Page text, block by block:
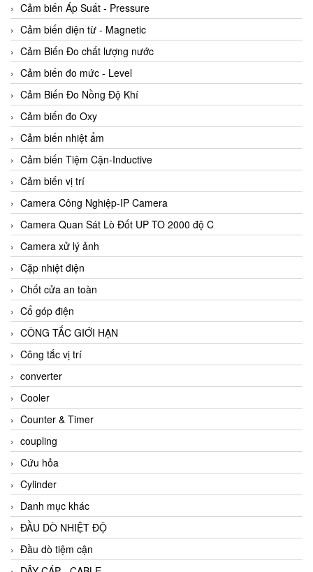
Cảm biến Áp Suất - Pressure
Cảm biến điện từ - Magnetic
Cảm Biến Đo chất lượng nước
Cảm biến đo mức - Level
Cảm Biến Đo Nồng Độ Khí
Cảm biến đo Oxy
Cảm biến nhiệt ẩm
Cảm biến Tiệm Cận-Inductive
Cảm biến vị trí
Camera Công Nghiệp-IP Camera
Camera Quan Sát Lò Đốt UP TO 2000 độ C
Camera xử lý ảnh
Cặp nhiệt điện
Chốt cửa an toàn
Cổ góp điện
CÔNG TẮC GIỚI HẠN
Công tắc vị trí
converter
Cooler
Counter & Timer
coupling
Cứu hỏa
Cylinder
Danh mục khác
ĐẦU DÒ NHIỆT ĐỘ
Đầu dò tiệm cận